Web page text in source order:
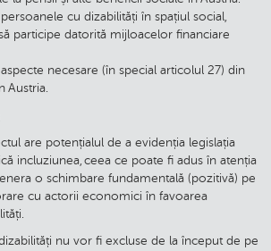
cu dizabilități în spațiul social,
participe datorită mijloacelor financiare
necesare (în special articolul 27) din
Austria.
are potențialul de a evidenția legislația
incluziunea, ceea ce poate fi adus în atenția
o schimbare fundamentală (pozitivă) pe
cu actorii economici în favoarea
nu vor fi excluse de la început de pe